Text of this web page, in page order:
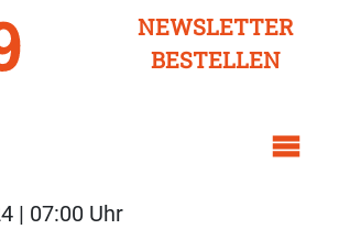
NEWSLETTER
BESTELLEN
| 07:00 Uhr